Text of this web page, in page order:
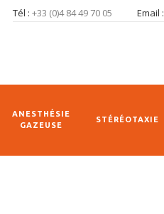
Tél : +33 (0)4 84 49 70 05 Email :
ANESTHÉSIE
GAZEUSE
STÉRÉOTAXIE